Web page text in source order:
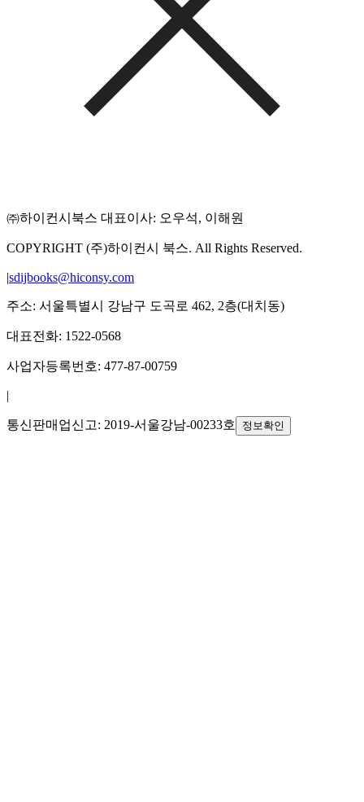
㈜하이컨시북스 대표이사: 오우석, 이해원
COPYRIGHT (주)하이컨시 북스. All Rights Reserved.
|sdijbooks@hiconsy.com
주소: 서울특별시 강남구 도곡로 462, 2층(대치동)
대표전화: 1522-0568
사업자등록번호: 477-87-00759
|
통신판매업신고: 2019-서울강남-00233호 정보확인